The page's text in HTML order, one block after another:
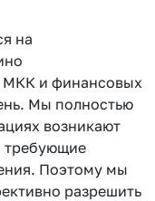
на
МКК и финансовых
Мы полностью
возникают
требующие
Поэтому мы
разрешить